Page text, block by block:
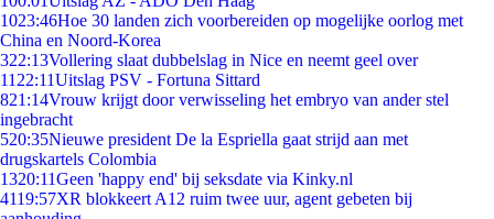
1023:46Hoe 30 landen zich voorbereiden op mogelijke oorlog met
China en Noord-Korea
322:13Vollering slaat dubbelslag in Nice en neemt geel over
11 22:11Uitslag PSV - Fortuna Sittard
821:14Vrouw krijgt door verwisseling het embryo van ander stel
ingebracht
520:35Nieuwe president De la Espriella gaat strijd aan met
drugskartels Colombia
1320:11Geen 'happy end' bij seksdate via Kinky.nl
4119:57XR blokkeert A12 ruim twee uur, agent gebeten bij